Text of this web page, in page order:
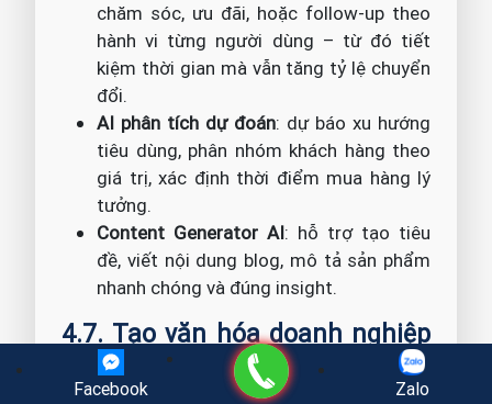
chăm sóc, ưu đãi, hoặc follow-up theo
hành vi từng người dùng – từ đó tiết
kiệm thời gian mà vẫn tăng tỷ lệ chuyển
đổi.
AI phân tích dự đoán: dự báo xu hướng
tiêu dùng, phân nhóm khách hàng theo
giá trị, xác định thời điểm mua hàng lý
tưởng.
Content Generator AI: hỗ trợ tạo tiêu
đề, viết nội dung blog, mô tả sản phẩm
nhanh chóng và đúng insight.
4.7. Tạo văn hóa doanh nghiệp
đổi mới và hướng đến khách
hàng
Facebook
Gọi điện
Zalo